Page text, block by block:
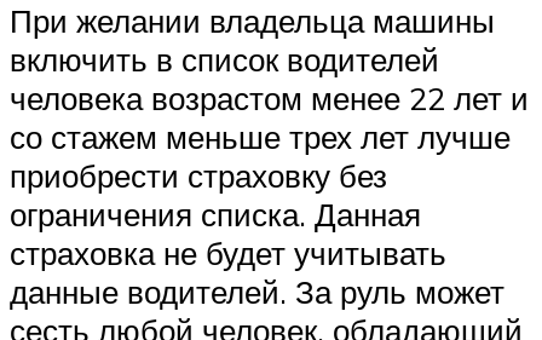
При желании владельца машины
включить в список водителей
человека возрастом менее 22 лет и
со стажем меньше трех лет лучше
приобрести страховку без
ограничения списка. Данная
страховка не будет учитывать
данные водителей. За руль может
сесть любой человек, обладающий